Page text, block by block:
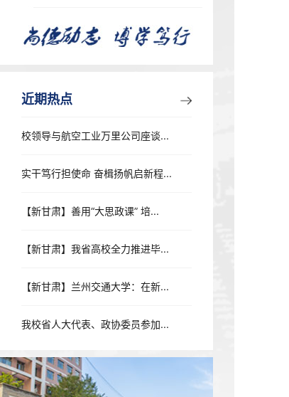
近期热点
校领导与航空工业万里公司座谈...
实干笃行担使命 奋楫扬帆启新程...
【新甘肃】善用“大思政课” 培...
【新甘肃】我省高校全力推进毕...
【新甘肃】兰州交通大学：在新...
我校省人大代表、政协委员参加...